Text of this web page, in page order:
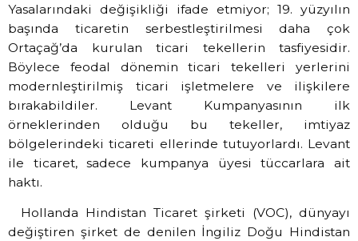
Yasalarındaki değişikliği ifade etmiyor; 19. yüzyılın
başında ticaretin serbestleştirilmesi daha çok
Ortaçağ’da kurulan ticari tekellerin tasfiyesidir.
Böylece feodal dönemin ticari tekelleri yerlerini
modernleştirilmiş ticari işletmelere ve ilişkilere
bırakabildiler. Levant Kumpanyasının ilk
örneklerinden olduğu bu tekeller, imtiyaz
bölgelerindeki ticareti ellerinde tutuyorlardı. Levant
ile ticaret, sadece kumpanya üyesi tüccarlara ait
haktı.
Hollanda Hindistan Ticaret şirketi (VOC), dünyayı
değiştiren şirket de denilen İngiliz Doğu Hindistan